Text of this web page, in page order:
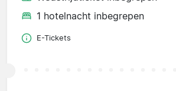
1 hotelnacht inbegrepen
E-Tickets